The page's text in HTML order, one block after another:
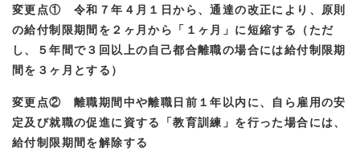
変更点① 令和７年４月１日から、通達の改正により、原則
の給付制限期間を２ヶ月から「１ヶ月」に短縮する（ただ
し、５年間で３回以上の自己都合離職の場合には給付制限期
間を３ヶ月とする）
変更点② 離職期間中や離職日前１年以内に、自ら雇用の安
定及び就職の促進に資する「教育訓練」を行った場合には、
給付制限期間を解除する